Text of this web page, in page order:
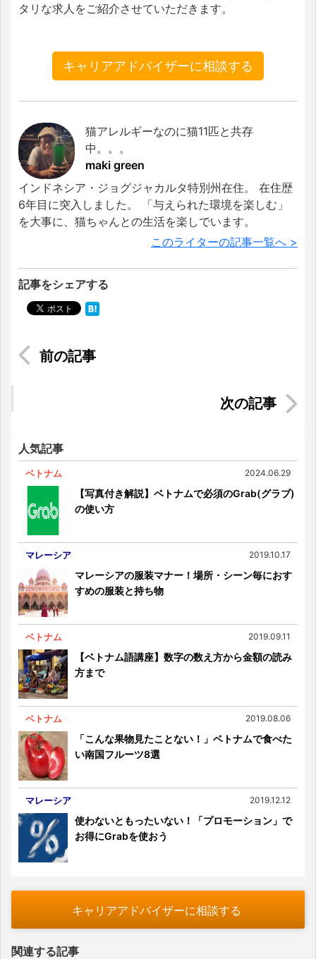
タリな求人をご紹介させていただきます。
キャリアアドバイザーに相談する
猫アレルギーなのに猫11匹と共存
中。。。
maki green
インドネシア・ジョグジャカルタ特別州在住。 在住歴
6年目に突入しました。 「与えられた環境を楽しむ」
を大事に、猫ちゃんとの生活を楽しでいます。
このライターの記事一覧へ >
記事をシェアする
滞在期間を有意義に過ごそう！マレーシアででき
Wiseを使って日本からインドネシアへ海外送金す
人気記事
ベトナム 2024.06.29
【写真付き解説】ベトナムで必須のGrab(グラブ)
の使い方
マレーシア 2019.10.17
マレーシアの服装マナー！場所・シーン毎におす
すめの服装と持ち物
ベトナム 2019.09.11
【ベトナム語講座】数字の数え方から金額の読み
方まで
ベトナム 2019.08.06
「こんな果物見たことない！」ベトナムで食べた
い南国フルーツ8選
マレーシア 2019.12.12
使わないともったいない！「プロモーション」で
お得にGrabを使おう
キャリアアドバイザーに相談する
関連する記事